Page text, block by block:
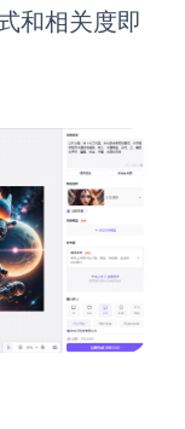
和相关度即